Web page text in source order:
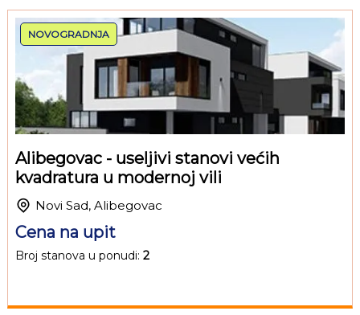
NOVOGRADNJA
Alibegovac - useljivi stanovi većih
kvadratura u modernoj vili
Novi Sad, Alibegovac
Cena na upit
Broj stanova u ponudi: 2